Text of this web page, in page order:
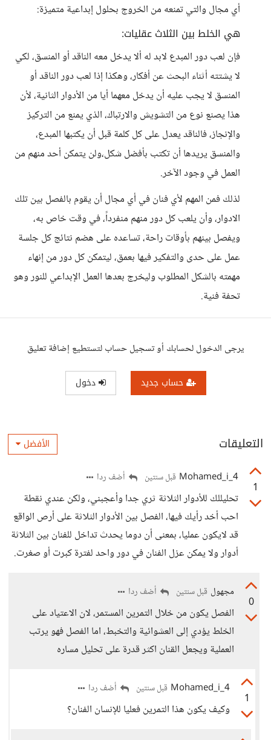
أي مجال والتي تمنعه من الخروج بحلول إبداعية متميزة:
هي الخلط بين الثلاث عقليات:
فإن لعب دور المبدع لابد له ألا يدخل معه الناقد أو المنسق، لكي
لا يشتته أثناء البحث عن أفكار، وهكذا إذا لعب دور الناقد أو
المنسق لا يجب عليه أن يدخل معهما أيا من الأدوار الثانية، لأن
هذا يصنع نوع من التشويش والارتباك، الذي يمنع من التركيز
والإنجاز، فالناقد يعدل على كل كلمة قبل أن يكتبها المبدع،
والمنسق يريدها أن تكتب بأفضل شكل،ولن يتمكن أحد منهم من
العمل في وجود الآخر.
لذلك فمن المهم لأي فنان في أي مجال أن يقوم بالفصل بين تلك
الادوار، وأن يلعب كل دور منهم منفرداً، في وقت خاص به،
ويفصل بينهم بأوقات راحة، تساعده على هضم نتائج كل جلسة
عمل على حدى والتفكير فيها بعمق، ليتمكن كل دور من إنهاء
مهمته بالشكل المطلوب وليخرج بعدها العمل الإبداعي للنور وهو
تحفة فنية.
يرجى الدخول لحسابك أو تسجيل حساب لتستطيع إضافة تعليق
حساب جديد دخول
التعليقات الأفضل
1
Mohamed_i_4 قبل سنتين أضف ردا
تحليللك للأدوار الثلاثة ثري جدا وأعجبني، ولكن عندي نقطة
احب أخد رأيك فيها، الفصل بين الأدوار الثلاثة على أرص الواقع
قد لايكون عمليا، بمعنى أن دوما يحدث تداخل للفنان بين الثلاثة
أدوار ولا يمكن عزل الفنان في دور واحد لفترة كبرت أو صغرت.
0
مجهول قبل سنتين أضف ردا
الفصل يكون من خلال التمرين المستمر، لان الاعتياد على
الخلط يؤدي إلى العشوائية والتخبط، اما الفصل فهو يرتب
العملية ويجعل القنان اكثر قدرة على تحليل مساره
1
Mohamed_i_4 قبل سنتين أضف ردا
وكيف يكون هذا التمرين فعليا للإنسان الفنان؟